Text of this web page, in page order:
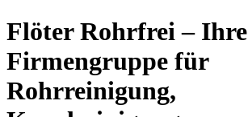
Flöter Rohrfrei – Ihre
Firmengruppe für
Rohrreinigung,